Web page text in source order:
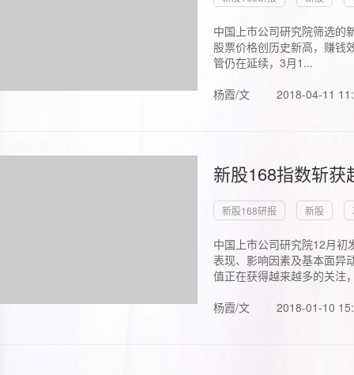
中国上市公司研究院筛选的
股票价格创历史新高，赚钱
管仍在延续，3月1...
杨霞/文
2018-04-11
新股168指数斩
新股168研报 新股
中国上市公司研究院12月初
表现、影响因素及基本面异
值正在获得越来越多的关注
杨霞/文
2018-01-10